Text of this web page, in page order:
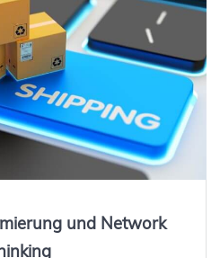
und Network